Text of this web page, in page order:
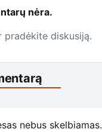
nėra.
pradėkite diskusiją.
nebus skelbiamas.